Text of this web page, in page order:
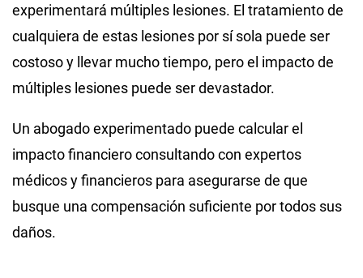
experimentará múltiples lesiones. El tratamiento de
cualquiera de estas lesiones por sí sola puede ser
costoso y llevar mucho tiempo, pero el impacto de
múltiples lesiones puede ser devastador.
Un abogado experimentado puede calcular el
impacto financiero consultando con expertos
médicos y financieros para asegurarse de que
busque una compensación suficiente por todos sus
daños.